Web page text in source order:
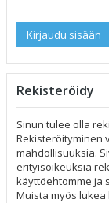
Rekisteröidy
Sinun tulee olla
Rekisteröityminen
mahdollisuuksia.
erityisoikeuksia
käyttöehtomme ja
Muista myös